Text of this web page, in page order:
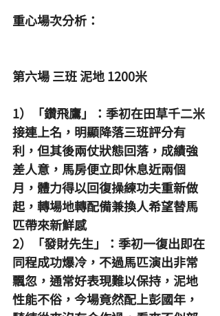
重心場次分析：
第六場 三班 泥地 1200米
1）「鑽飛鷹」：季初在田草千二米
接連上名，明顯降落三班評分有
利，但其後兩仗狀態回落，成績強
差人意，馬房便立即休息近兩個
月，體力得以回復操練功夫重新做
起，轉場地轉配備兼換人希望替馬
匹帶來新鮮感
2）「發財先生」：季初一復出即在
同程成功爆冷，不過馬匹演出非常
飄忽，通常好表現難以保持，泥地
性能不俗，今場竟然配上彭國年，